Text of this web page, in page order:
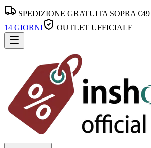
SPEDIZIONE GRATUITA SOPRA €49
14 GIORNI
OUTLET UFFICIALE